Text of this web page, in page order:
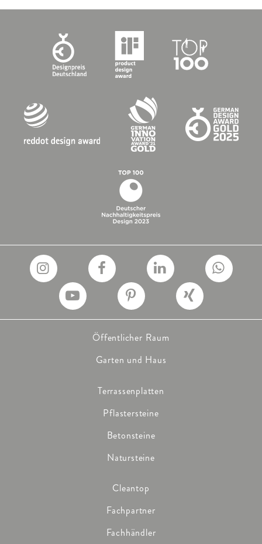
Öffentlicher Raum
Garten und Haus
Terrassenplatten
Pflastersteine
Betonsteine
Natursteine
Cleantop
Fachpartner
Fachhändler